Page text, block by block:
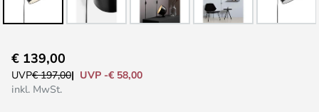
Anfang
der
€ 139,00
UVP€ 197,00
UVP -€ 58,00
inkl. MwSt.